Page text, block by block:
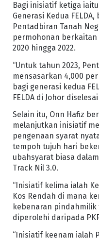
Bagi inisiatif ketiga
Generasi Kedua
Pentadbiran Tanah
permohonan berkaitan
2020 hingga 2022.
“Untuk tahun 2023,
mensasarkan 4,000
bagi generasi kedua
FELDA di Johor
Selain itu, Onn Hafiz
melanjutkan inisiatif
pengenaan syarat
tempoh tujuh hari
ubahsyarat biasa
Track Nil 3.0.
“Inisiatif kelima ialah
Kos Rendah di mana
kebenaran
diperolehi daripada
“Inisiatif keenam ialah